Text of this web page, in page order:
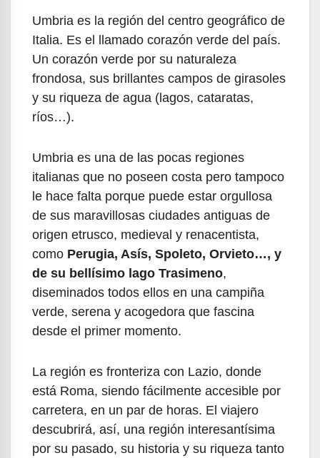
Umbria es la región del centro geográfico de
Italia. Es el llamado corazón verde del país.
Un corazón verde por su naturaleza
frondosa, sus brillantes campos de girasoles
y su riqueza de agua (lagos, cataratas,
ríos…).
Umbria es una de las pocas regiones
italianas que no poseen costa pero tampoco
le hace falta porque puede estar orgullosa
de sus maravillosas ciudades antiguas de
origen etrusco, medieval y renacentista,
como Perugia, Asís, Spoleto, Orvieto…, y
de su bellísimo lago Trasimeno,
diseminados todos ellos en una campiña
verde, serena y acogedora que fascina
desde el primer momento.
La región es fronteriza con Lazio, donde
está Roma, siendo fácilmente accesible por
carretera, en un par de horas. El viajero
descubrirá, así, una región interesantísima
por su pasado, su historia y su riqueza tanto